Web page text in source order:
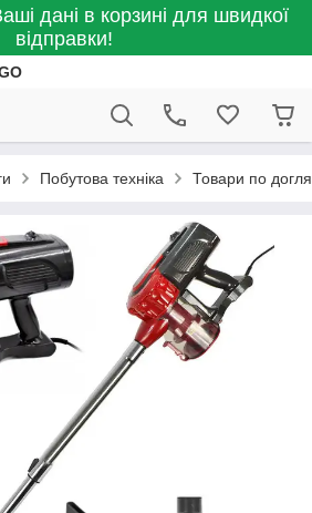
дані в корзині для швидкої
відправки!
Побутова техніка Товари по